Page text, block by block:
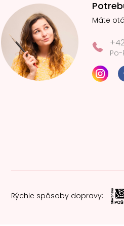
Máte
Po-
Rýchle spôsoby dopravy: